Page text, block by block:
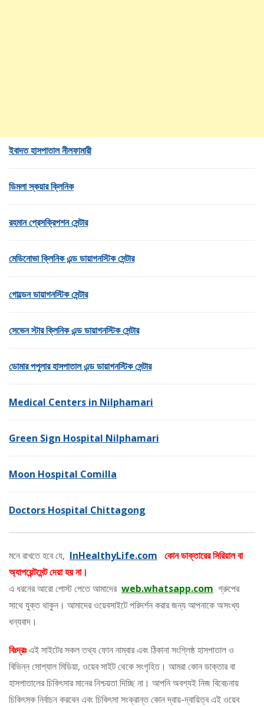
ইবাদত হাসপাতাল নীলফামারী
ডিমলা স্কয়ার ক্লিনিক
রহমান প্রেসক্রিপশন সেন্টার
মেডিনোভা ক্লিনিক এন্ড ডায়াগনস্টিক সেন্টার
গোল্ডেন ডায়াগনস্টিক সেন্টার
সেভেন স্টার ক্লিনিক এন্ড ডায়াগনস্টিক সেন্টার
ডোমার পপুলার হাসপাতাল এন্ড ডায়াগনস্টিক সেন্টার
Medical Centers in Nilphamari
Green Sign Hospital Nilphamari
Moon Hospital Comilla
Doctors Hospital Chittagong
মনে রাখতে হবে যে, InHealthyLife.com কোন ডাক্তারের সিরিয়াল বা
অ্যাপয়েন্টমেন্ট দেয়া হয় না।
এ ধরনের আরো পোস্ট পেতে আমাদের web.whatsapp.com গ্রুপের
সাথে যুক্ত থাকুন। আমাদের ওয়েবসাইটে পরিদর্শন করার জন্য আপনাকে অসংখ্য
ধন্যবাদ।
বিঃদ্রঃএই সাইটের সকল তথ্য ফোন নাম্বার এবং ঠিকানা সংশ্লিষ্ঠ হাসপাতাল ও
বিভিন্ন সোশ্যাল মিডিয়া, ওয়েব সাইট থেকে সংগৃহিত। আমরা কোন ডাক্তার বা
হাসপাতালের চিকিৎসার মানের নিশ্চয়তা দিচ্ছি না। আপনি অবশ্যই নিজ বিবেচনায়
চিকিৎসক নির্বাচন করবেন এবং চিকিৎসা সংক্রান্ত কোন দ্বায়-দ্বায়িত্ব এই ওয়েব